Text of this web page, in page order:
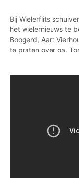
Bij Wielerflits
het wielernieuws te
Boogerd, Aart
te praten over oa.